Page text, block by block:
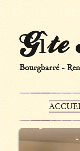
Gîte
Bourgbarré-